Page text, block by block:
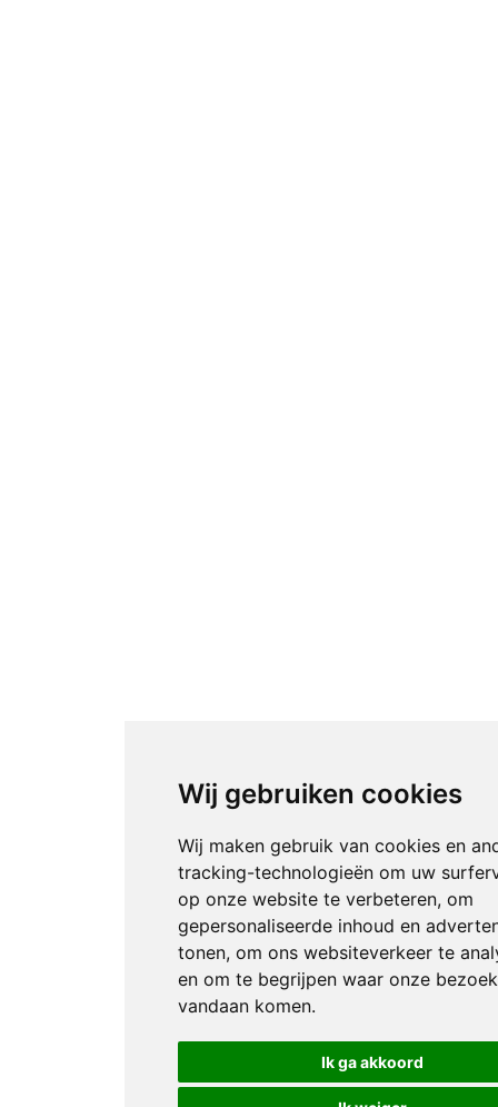
Wij gebruiken cookies
Wij maken gebruik van cookies en
tracking-technologieën om uw
op onze website te verbeteren, om
gepersonaliseerde inhoud en
tonen, om ons websiteverkeer te
en om te begrijpen waar onze
vandaan komen.
Ik ga akkoord